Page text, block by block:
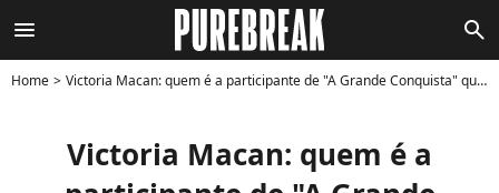
menu search
Home Victoria Macan: quem é a participante de "A Grande Conquista" que traiu noivo após 8 anos?
Victoria Macan: quem é a